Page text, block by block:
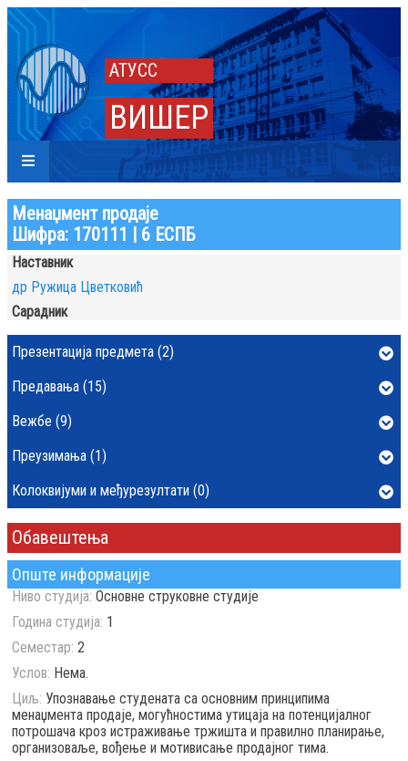
АТУСС
ВИШЕР
Менаџмент продаје
Шифра: 170111 | 6 ЕСПБ
Опште информације
Ниво студија: Основне струковне студије
Година студија: 1
Семестар: 2
Услов: Нема.
Циљ: Упознавање студената са основним принципима
менаџмента продаје, могућностима утицаја на потенцијалног
потрошача кроз истраживање тржишта и правилно планирање,
организоваље, вођење и мотивисање продајног тима.
Наставник
др Ружица Цветковић
Сарадник
Презентација предмета (2)
Предавања (15)
Вежбе (9)
Преузимања (1)
Колоквијуми и међурезултати (0)
Обавештења